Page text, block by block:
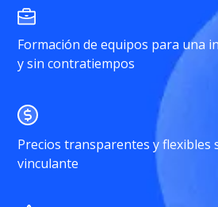
Formación de equipos para una
y sin contratiempos
Precios transparentes y flexibles
vinculante